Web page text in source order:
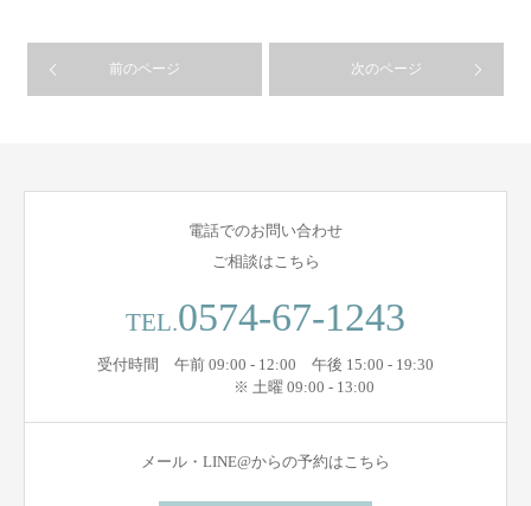
前のページ 次のページ
電話でのお問い合わせ
ご相談はこちら
TEL.0574-67-1243
受付時間 午前 09:00 - 12:00 午後 15:00 - 19:30
※ 土曜 09:00 - 13:00
メール・LINE@からの予約はこちら